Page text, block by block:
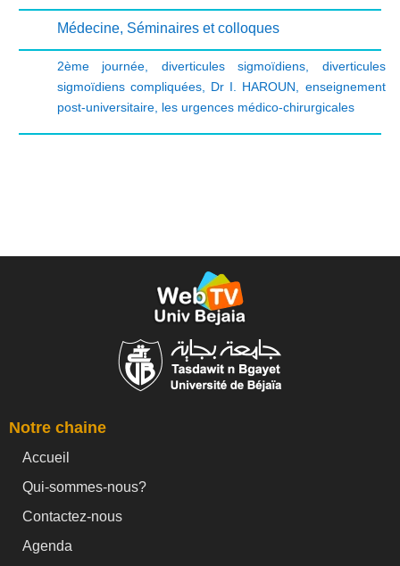
Médecine, Séminaires et colloques
2ème journée diverticules sigmoïdiens
diverticules
sigmoïdiens compliquées, Dr I. HAROUN
enseignement
post-universitaire, les urgences médico-chirurgicales
Notre chaine
Accueil
Qui-sommes-nous?
Contactez-nous
Agenda